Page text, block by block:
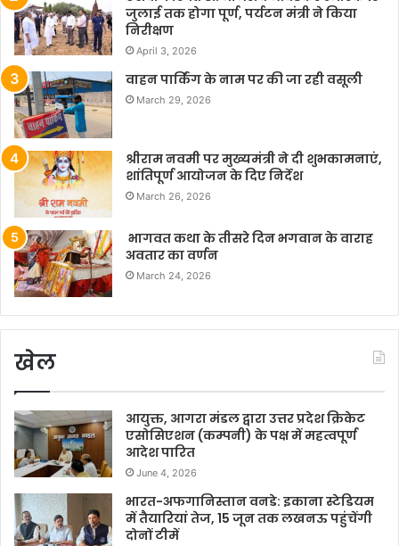
जुलाई तक होगा पूर्ण, पर्यटन मंत्री ने किया
निरीक्षण
April 3, 2026
वाहन पार्किंग के नाम पर की जा रही वसूली
March 29, 2026
श्रीराम नवमी पर मुख्यमंत्री ने दी शुभकामनाएं,
शांतिपूर्ण आयोजन के दिए निर्देश
March 26, 2026
भागवत कथा के तीसरे दिन भगवान के वाराह
अवतार का वर्णन
March 24, 2026
खेल
आयुक्त, आगरा मंडल द्वारा उत्तर प्रदेश क्रिकेट
एसोसिएशन (कम्पनी) के पक्ष में महत्वपूर्ण
आदेश पारित
June 4, 2026
भारत-अफगानिस्तान वनडे: इकाना स्टेडियम
में तैयारियां तेज, 15 जून तक लखनऊ पहुंचेंगी
दोनों टीमें